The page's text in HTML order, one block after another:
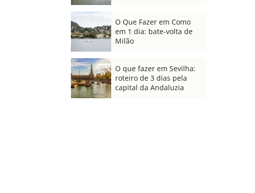
O Que Fazer em Como
em 1 dia: bate-volta de
Milão
O que fazer em Sevilha:
roteiro de 3 dias pela
capital da Andaluzia